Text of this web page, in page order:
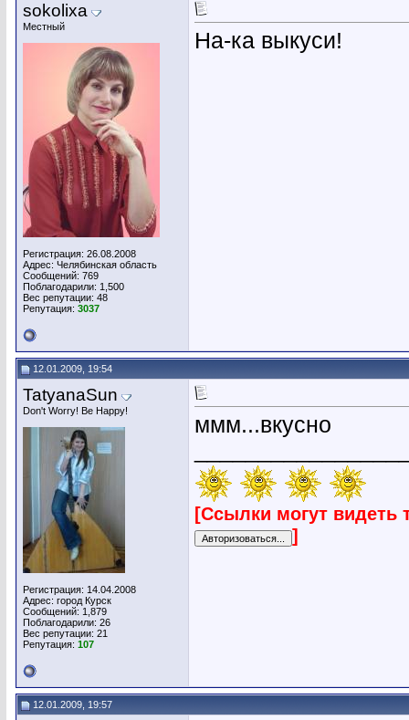
sokolixa
Местный
Регистрация: 26.08.2008
Адрес: Челябинская область
Сообщений: 769
Поблагодарили: 1,500
Вес репутации: 48
Репутация: 3037
На-ка выкуси!
12.01.2009, 19:54
TatyanaSun
Don't Worry! Be Happy!
Регистрация: 14.04.2008
Адрес: город Курск
Сообщений: 1,879
Поблагодарили: 26
Вес репутации: 21
Репутация: 107
ммм...вкусно
[Ссылки могут видеть
]
12.01.2009, 19:57